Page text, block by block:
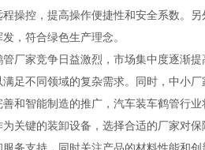
操控，提高操作便捷性和安全系数。
，符合绿色生产理念。
厂家竞争日益激烈，市场集中度逐渐
足不同领域的复杂需求。同时，中小
和智能制造的推广，汽车装车鹤管行业
关键的装卸设备，选择合适的厂家对